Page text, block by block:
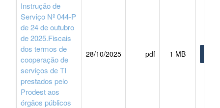
Instrução de
Serviço Nº 044-P
de 24 de outubro
de 2025.Fiscais
dos termos de
cooperação de
serviços de TI
prestados pelo
Prodest aos
órgãos públicos
28/10/2025 pdf 1 MB